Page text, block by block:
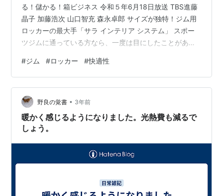
る！儲かる！箱ビジネス 令和５年6月18日放送 TBS進藤
晶子 加藤浩次 山口智充 森永卓郎 サイズが独特！ジム用
ロッカーの最大手「サラ インテリア システム」 スポー
ツジムに通っている方なら、一度は目にしたことがある
社が製造するジム用ロッカーは、ゴールドジムやティッ
プネスといった有名ジムやゴルフ場、スーパー銭湯など
で採用され、その信頼性は抜群です。この会社のロッカ
ーが人気の秘密は、なんといってもサイズの独自性で
す。一般的なロッカーとは一線を画す「サラ インテリア
システム」のロッカーは、レイ…
#ジム #ロッカー #快適性
野良の覚書 • 3年前
暖かく感じるようになりました。光熱費も減るで
しょう。